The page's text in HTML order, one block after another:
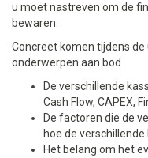
u moet nastreven om de
bewaren.
Concreet komen tijdens
onderwerpen aan bod
De verschillende
Cash Flow, CAPEX,
De factoren die de
hoe de
Het belang om het